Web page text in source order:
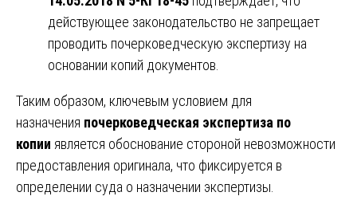
действующее законодательство не запрещает
проводить почерковедческую экспертизу на
основании копий документов.
Таким образом, ключевым условием для
назначения почерковедческая экспертиза по
копии является обоснование стороной невозможности
предоставления оригинала, что фиксируется в
определении суда о назначении экспертизы.